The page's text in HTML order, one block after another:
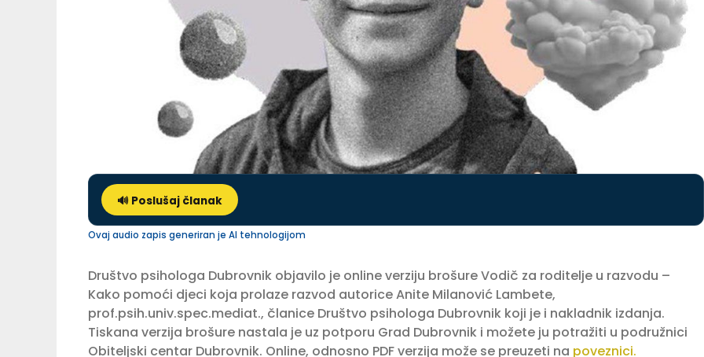
🔊 Poslušaj članak
Ovaj audio zapis generiran je AI tehnologijom
Društvo psihologa Dubrovnik objavilo je online verziju brošure Vodič za roditelje u razvodu –
Kako pomoći djeci koja prolaze razvod autorice Anite Milanović Lambete,
prof.psih.univ.spec.mediat., članice Društvo psihologa Dubrovnik koji je i nakladnik izdanja.
Tiskana verzija brošure nastala je uz potporu Grad Dubrovnik i možete ju potražiti u podružnici
Obiteljski centar Dubrovnik. Online, odnosno PDF verzija može se preuzeti na poveznici.